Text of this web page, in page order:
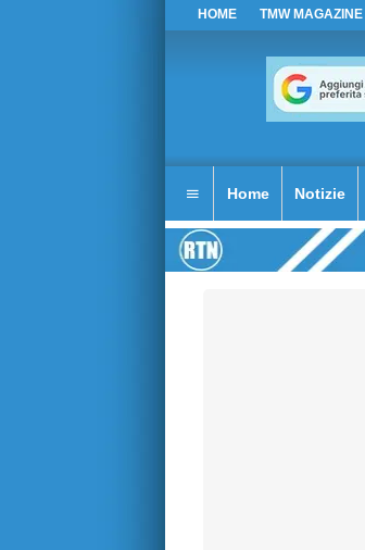
HOME TMW MAGAZINE
Home Notizie